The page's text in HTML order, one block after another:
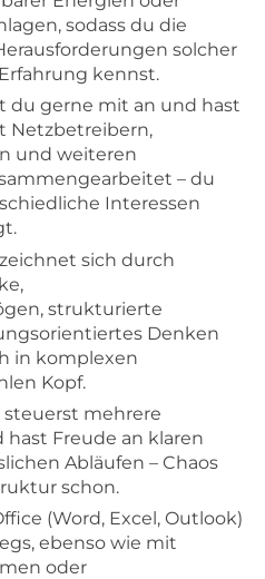
sodass du die
solcher
kennst.
du gerne mit an und hast
Netzbetreibern,
und weiteren
– du
Interessen
sich durch
strukturierte
Denken
in komplexen
Kopf.
mehrere
hast Freude an klaren
Abläufen – Chaos
schon.
(Word, Excel, Outlook)
ebenso wie mit
oder